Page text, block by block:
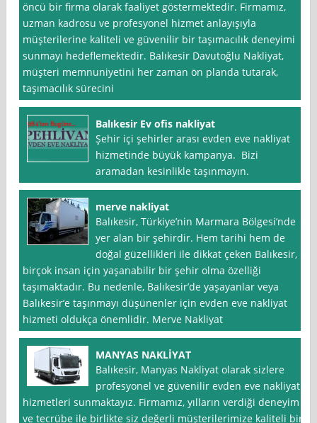
öncü bir firma olarak faaliyet göstermektedir. Firmamız,
uzman kadrosu ve profesyonel hizmet anlayışıyla
müşterilerine kaliteli ve güvenilir bir taşımacılık deneyimi
sunmayı hedeflemektedir. Balıkesir Davutoğlu Nakliyat,
müşteri memnuniyetini her zaman ön planda tutarak,
taşımacılık sürecini
Balıkesir Ev ofis nakliyat
Şehir içi şehirler arası evden eve nakliyat
hizmetinde büyük kampanya. Bizi
aramadan kesinlikle taşınmayın.
merve nakliyat
Balıkesir, Türkiye’nin Marmara Bölgesi’nde
yer alan bir şehirdir. Hem tarihi hem de
doğal güzellikleri ile dikkat çeken Balıkesir,
birçok insan için yaşanabilir bir şehir olma özelliği
taşımaktadır. Bu nedenle, Balıkesir’de yaşayanlar veya
Balıkesir’e taşınmayı düşünenler için evden eve nakliyat
hizmeti oldukça önemlidir. Merve Nakliyat
MANYAS NAKLİYAT
Balıkesir, Manyas Nakliyat olarak sizlere
profesyonel ve güvenilir evden eve nakliyat
hizmetleri sunmaktayız. Firmamız, yılların verdiği deneyim
ve tecrübe ile birlikte siz değerli müşterilerimize kaliteli bir